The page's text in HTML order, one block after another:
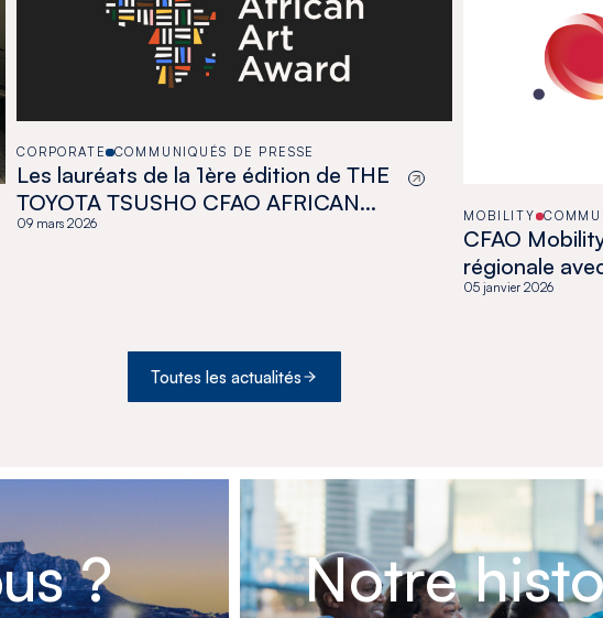
CORPORATE COMMUNIQUÉS DE PRESSE
Les lauréats de la 1ère édition de THE
TOYOTA TSUSHO CFAO AFRICAN
ART AWARD
09 mars 2026
MOBILITY
CFAO
régionale
activités de
05 janvier 2026
Toutes les actualités
? Notre